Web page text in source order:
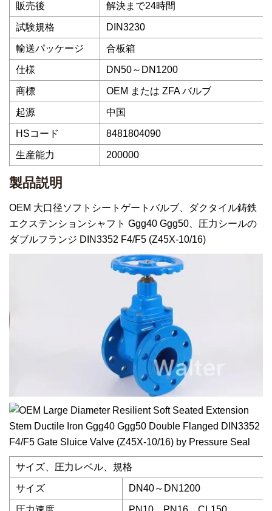
販売後 解決まで24時間
試験規格 DIN3230
輸送パッケージ 合板箱
仕様 DN50～DN1200
商標 OEM または ZFA バルブ
起源 中国
HSコード 8481804090
生産能力 200000
製品説明
OEM 大口径ソフトシートゲートバルブ、ダクタイル鋳鉄
エクステンションシャフト Ggg40 Ggg50、圧力シールの
ダブルフランジ DIN3352 F4/F5 (Z45X-10/16)
サイズ、圧力レベル、規格
サイズ DN40～DN1200